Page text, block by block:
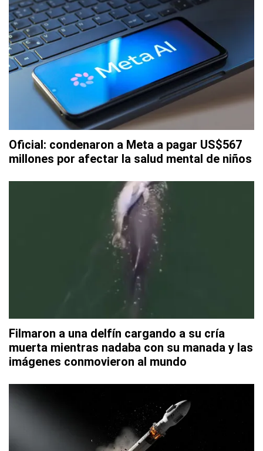
Oficial: condenaron a Meta a pagar US$567
millones por afectar la salud mental de niños
Filmaron a una delfín cargando a su cría
muerta mientras nadaba con su manada y las
imágenes conmovieron al mundo